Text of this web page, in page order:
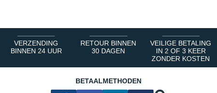
VERZENDING
BINNEN 24 UUR
RETOUR BINNEN
30 DAGEN
VEILIGE BETALING
IN 2 OF 3 KEER
ZONDER KOSTEN
BETAALMETHODEN